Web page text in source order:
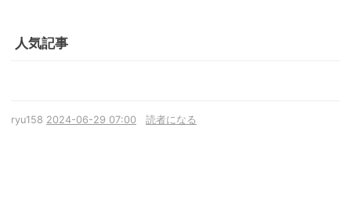
人気記事
ryu158 2024-06-29 07:00 読者になる